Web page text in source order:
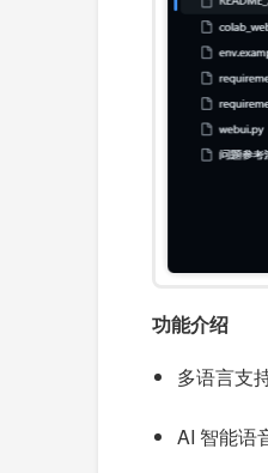
功能介绍
多语言支
AI 智能语